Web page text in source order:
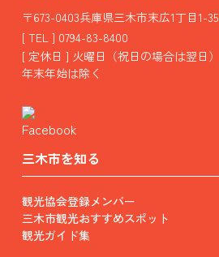
〒673-0403兵庫県三木市末広1丁目1-35
[ TEL ] 0794-83-8400
[ 定休日 ] 火曜日（祝日の場合は翌日）
年末年始は除く
三木市を知る
観光協会登録メンバー
三木市観光おすすめスポット
観光ガイド集